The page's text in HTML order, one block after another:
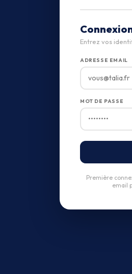
Entrez vos
ADRESSE EMAIL
MOT DE PASSE
Première
email